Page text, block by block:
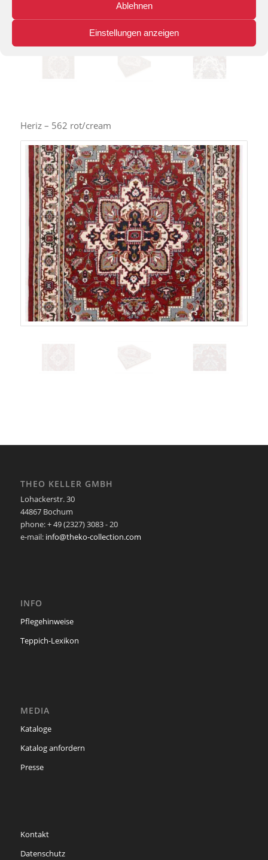
Ablehnen
Einstellungen anzeigen
Heriz – 562 rot/cream
THEO KELLER GMBH
Lohackerstr. 30
44867 Bochum
phone: + 49 (2327) 3083 - 20
e-mail: info@theko-collection.com
INFO
Pflegehinweise
Teppich-Lexikon
MEDIA
Kataloge
Katalog anfordern
Presse
Kontakt
Datenschutz